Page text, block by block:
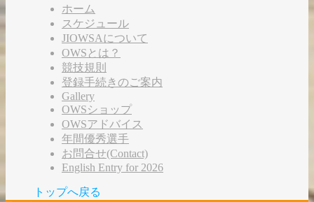
ホーム
スケジュール
JIOWSAについて
OWSとは？
競技規則
登録手続きのご案内
Gallery
OWSショップ
OWSアドバイス
年間優秀選手
お問合せ(Contact)
English Entry for 2026
トップへ戻る